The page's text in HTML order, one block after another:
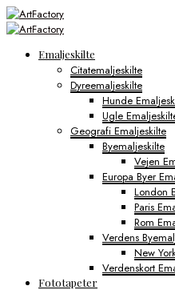
Emaljeskilte
Citatemaljeskilte
Dyreemaljeskilte
Hunde
Ugle
Geografi Emaljeskilte
Byemaljeskilte
Vejen
Europa Byer
London
Paris
Rom
Verdens
New
Verdenskort
Fototapeter